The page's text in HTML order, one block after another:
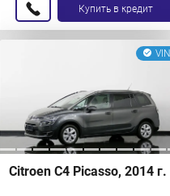
Купить в кредит
VIN
Citroen C4 Picasso, 2014 г.